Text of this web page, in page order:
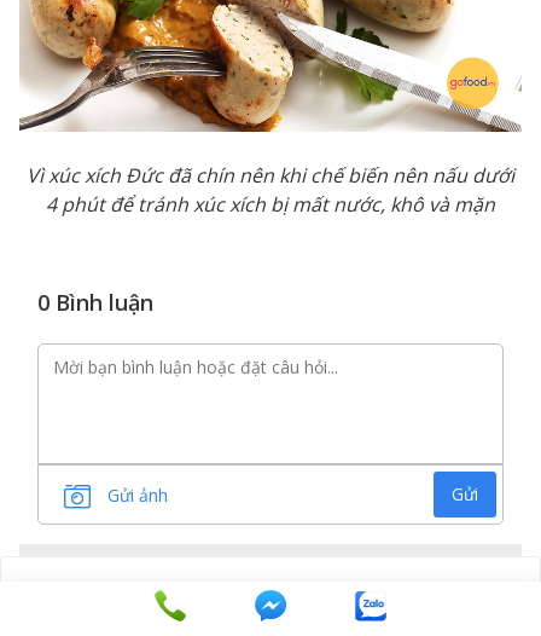
Vì xúc xích Đức đã chín nên khi chế biến nên nấu dưới
4 phút để tránh xúc xích bị mất nước, khô và mặn
0 Bình luận
Gửi ảnh Gửi